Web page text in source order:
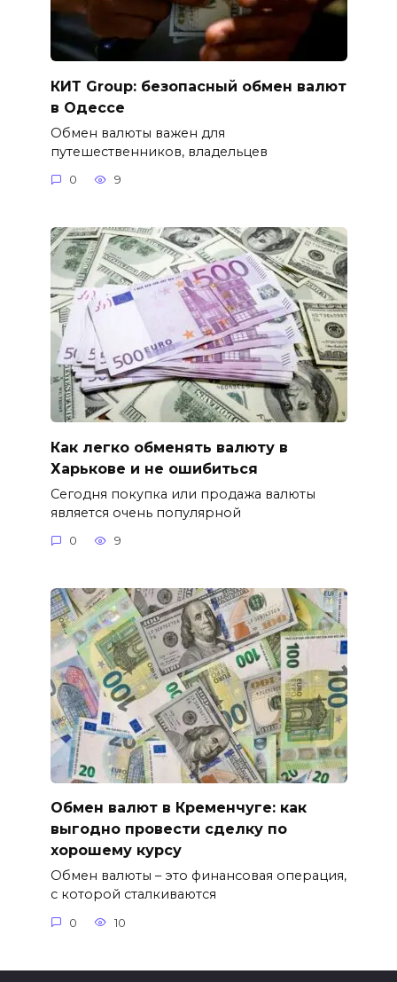
КИТ Group: безопасный обмен валют
в Одессе
Обмен валюты важен для
путешественников, владельцев
0 9
Как легко обменять валюту в
Харькове и не ошибиться
Сегодня покупка или продажа валюты
является очень популярной
0 9
Обмен валют в Кременчуге: как
выгодно провести сделку по
хорошему курсу
Обмен валюты – это финансовая операция,
с которой сталкиваются
0 10